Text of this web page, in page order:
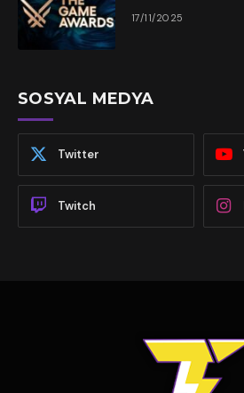
17/11/2025
SOSYAL MEDYA
Twitter
Twitch